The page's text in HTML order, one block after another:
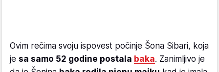
Ovim rečima svoju ispovest počinje Šona Sibari, koja
je sa samo 52 godine postala baka. Zanimljivo je